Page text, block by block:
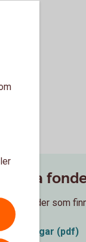
fonder som
(pdf)